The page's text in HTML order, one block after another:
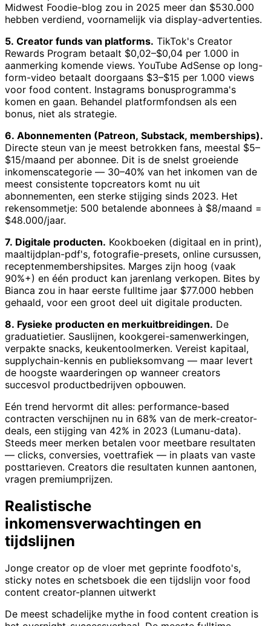
Midwest Foodie-blog zou in 2025 meer dan $530.000
hebben verdiend, voornamelijk via display-advertenties.
5. Creator funds van platforms. TikTok's Creator
Rewards Program betaalt $0,02–$0,04 per 1.000 in
aanmerking komende views. YouTube AdSense op long-
form-video betaalt doorgaans $3–$15 per 1.000 views
voor food content. Instagrams bonusprogramma's
komen en gaan. Behandel platformfondsen als een
bonus, niet als strategie.
6. Abonnementen (Patreon, Substack, memberships).
Directe steun van je meest betrokken fans, meestal $5–
$15/maand per abonnee. Dit is de snelst groeiende
inkomenscategorie — 30–40% van het inkomen van de
meest consistente topcreators komt nu uit
abonnementen, een sterke stijging sinds 2023. Het
rekensommetje: 500 betalende abonnees à $8/maand =
$48.000/jaar.
7. Digitale producten. Kookboeken (digitaal en in print),
maaltijdplan-pdf's, fotografie-presets, online cursussen,
receptenmembershipsites. Marges zijn hoog (vaak
90%+) en één product kan jarenlang verkopen. Bites by
Bianca zou in haar eerste fulltime jaar $77.000 hebben
gehaald, voor een groot deel uit digitale producten.
8. Fysieke producten en merkuitbreidingen. De
graduatietier. Sauslijnen, kookgerei-samenwerkingen,
verpakte snacks, keukentoolmerken. Vereist kapitaal,
supplychain-kennis en publieksomvang — maar levert
de hoogste waarderingen op wanneer creators
succesvol productbedrijven opbouwen.
Eén trend hervormt dit alles: performance-based
contracten verschijnen nu in 68% van de merk-creator-
deals, een stijging van 42% in 2023 (Lumanu-data).
Steeds meer merken betalen voor meetbare resultaten
— clicks, conversies, voettrafiek — in plaats van vaste
posttarieven. Creators die resultaten kunnen aantonen,
vragen premiumprijzen.
Realistische
inkomensverwachtingen en
tijdslijnen
Jonge creator op de vloer met geprinte foodfoto's,
sticky notes en schetsboek die een tijdslijn voor food
content creator-plannen uitwerkt
De meest schadelijke mythe in food content creation is